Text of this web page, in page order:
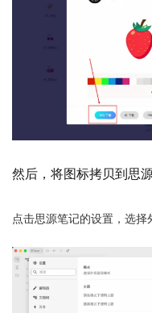
然后，将图标拷贝到思
点击思源笔记的设置，选择